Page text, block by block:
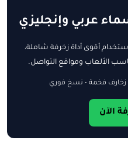
عربي وإنجليزي
أقوى أداة زخرفة شاملة،
الألعاب ومواقع التواصل.
• زخارف فخمة • نسخ فوري
الآن